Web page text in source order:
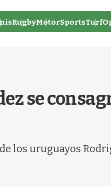
RugbyMotorSportsTurf
se
los uruguayos